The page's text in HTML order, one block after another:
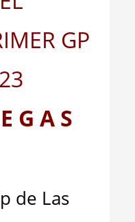
GP
G A S
de Las